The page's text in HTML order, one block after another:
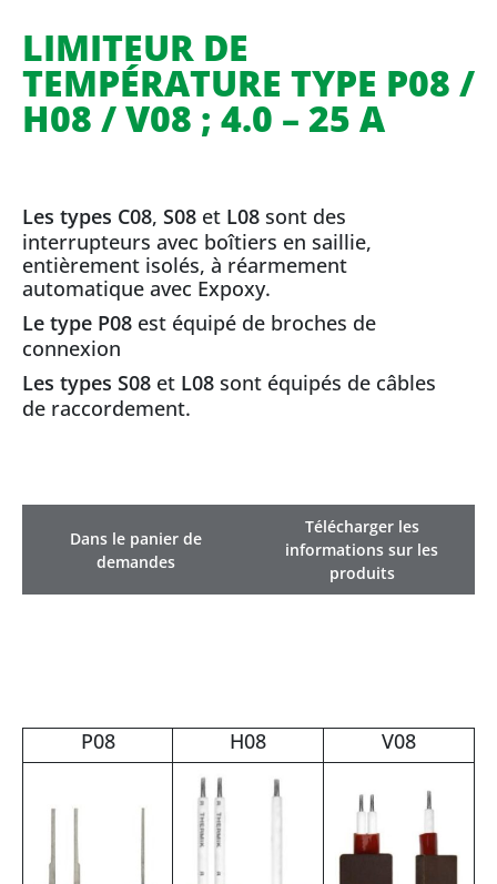
LIMITEUR DE
TEMPÉRATURE TYPE P08 /
H08 / V08 ; 4.0 – 25 A
Les types C08, S08 et L08 sont des
interrupteurs avec boîtiers en saillie,
entièrement isolés, à réarmement
automatique avec Expoxy.
Le type P08 est équipé de broches de
connexion
Les types S08 et L08 sont équipés de câbles
de raccordement.
Dans le panier de
demandes
Télécharger les
informations sur les
produits
P08 H08 V08